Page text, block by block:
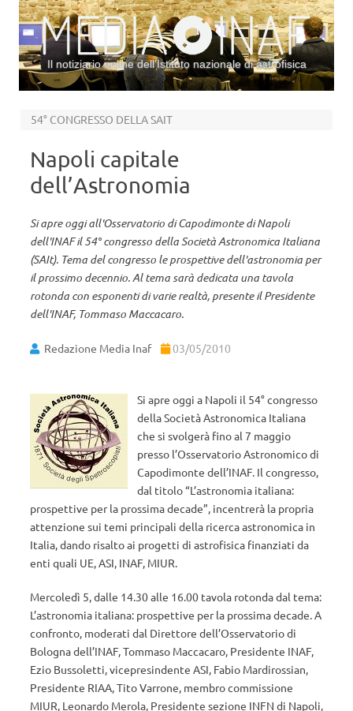
Il notiziario online dell’Istituto nazionale di astrofisica
54° CONGRESSO DELLA SAIT
Napoli capitale
dell’Astronomia
Si apre oggi all'Osservatorio di Capodimonte di Napoli
dell'INAF il 54° congresso della Società Astronomica Italiana
(SAIt). Tema del congresso le prospettive dell'astronomia per
il prossimo decennio. Al tema sarà dedicata una tavola
rotonda con esponenti di varie realtà, presente il Presidente
dell'INAF, Tommaso Maccacaro.
Redazione Media Inaf 03/05/2010
Si apre oggi a Napoli il 54° congresso
della Società Astronomica Italiana
che si svolgerà fino al 7 maggio
presso l’Osservatorio Astronomico di
Capodimonte dell’INAF. Il congresso,
dal titolo “L’astronomia italiana:
prospettive per la prossima decade”, incentrerà la propria
attenzione sui temi principali della ricerca astronomica in
Italia, dando risalto ai progetti di astrofisica finanziati da
enti quali UE, ASI, INAF, MIUR.
Mercoledì 5, dalle 14.30 alle 16.00 tavola rotonda dal tema:
L’astronomia italiana: prospettive per la prossima decade. A
confronto, moderati dal Direttore dell’Osservatorio di
Bologna dell’INAF, Tommaso Maccacaro, Presidente INAF,
Ezio Bussoletti, vicepresindente ASI, Fabio Mardirossian,
Presidente RIAA, Tito Varrone, membro commissione
MIUR, Leonardo Merola, Presidente sezione INFN di Napoli,